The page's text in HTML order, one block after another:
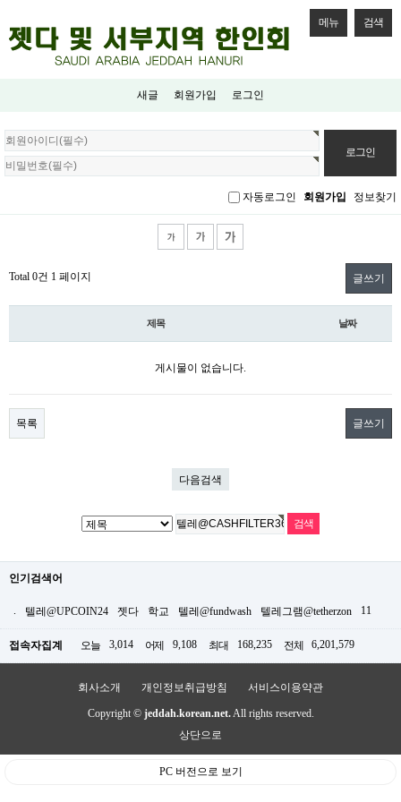
메뉴 검색
새글 회원가입 로그인
회
원
로
자동로그인 회원가입 정보찾기
Total 0건 1 페이지 글쓰기
제목 날짜
게시물이 없습니다.
목록 글쓰기
다음검색
인기검색어
. 텔레@UPCOIN24 젯다 학교 텔레@fundwash 텔레그램@tetherzon 11
접속자집계 오늘 3,014 어제 9,108 최대 168,235 전체 6,201,579
회사소개 개인정보취급방침 서비스이용약관
Copyright © jeddah.korean.net.All rights reserved.
상단으로
PC 버전으로 보기